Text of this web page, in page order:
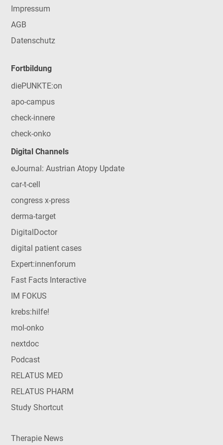
Impressum
AGB
Datenschutz
Fortbildung
diePUNKTE:on
apo-campus
check-innere
check-onko
Digital Channels
eJournal: Austrian Atopy Update
car-t-cell
congress x-press
derma-target
DigitalDoctor
digital patient cases
Expert:innenforum
Fast Facts Interactive
IM FOKUS
krebs:hilfe!
mol-onko
nextdoc
Podcast
RELATUS MED
RELATUS PHARM
Study Shortcut
Therapie News